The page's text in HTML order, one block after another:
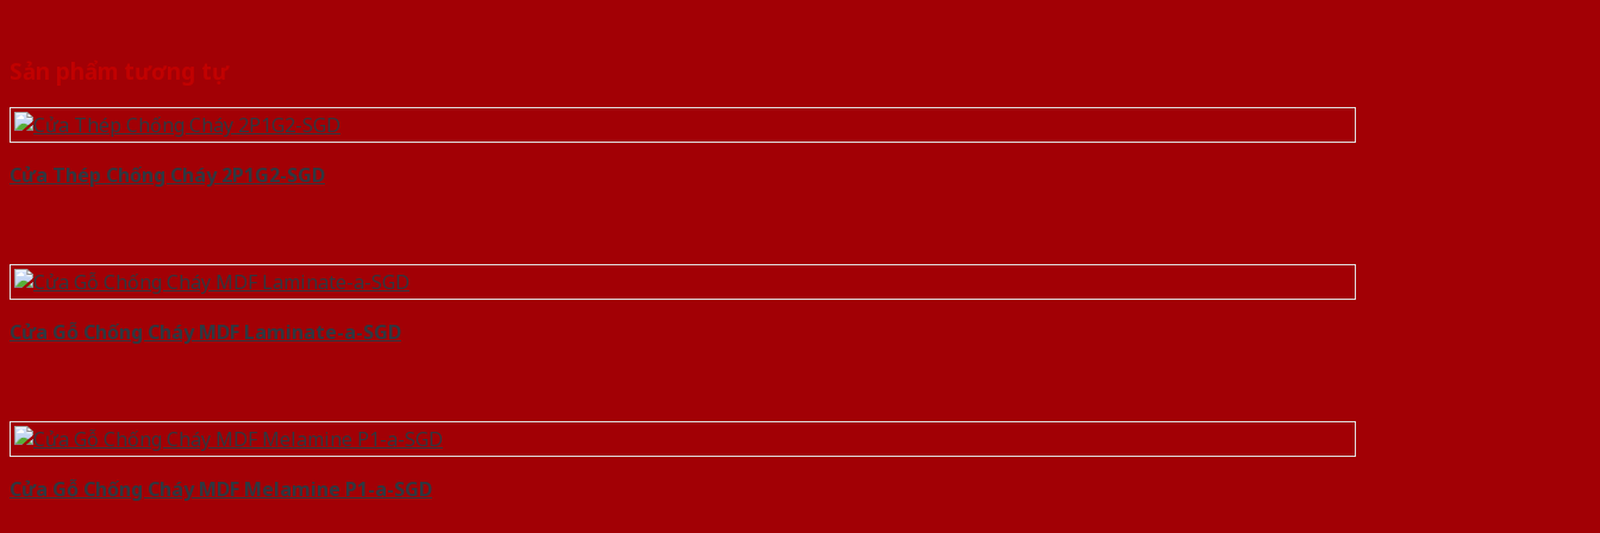
Sản phẩm tương tự
Cửa Thép Chống Cháy 2P1G2-SGD
Cửa Gỗ Chống Cháy MDF Laminate-a-SGD
Cửa Gỗ Chống Cháy MDF Melamine P1-a-SGD